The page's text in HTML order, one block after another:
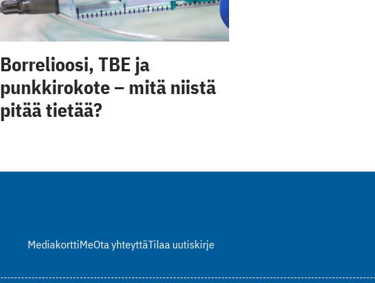
Borrelioosi, TBE ja
punkkirokote – mitä niistä
pitää tietää?
MediakorttiMeOta yhteyttäTilaa uutiskirje